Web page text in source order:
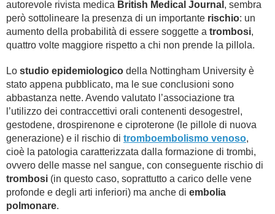
autorevole rivista medica British Medical Journal , sembra
però sottolineare la presenza di un importante rischio: un
aumento della probabilità di essere soggette a trombosi,
quattro volte maggiore rispetto a chi non prende la pillola.
Lo studio epidemiologico della Nottingham University è
stato appena pubblicato, ma le sue conclusioni sono
abbastanza nette. Avendo valutato l’associazione tra
l’utilizzo dei contraccettivi orali contenenti desogestrel,
gestodene, drospirenone e ciproterone (le pillole di nuova
generazione) e il rischio di tromboembolismo venoso,
cioè la patologia caratterizzata dalla formazione di trombi,
ovvero delle masse nel sangue, con conseguente rischio di
trombosi (in questo caso, soprattutto a carico delle vene
profonde e degli arti inferiori) ma anche di embolia
polmonare.